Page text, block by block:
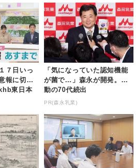
７日いっ
報に切り
東日本
「気になっていた認知機能
が菌で…」森永が開発。感
動の70代続出
PR(森永乳業)